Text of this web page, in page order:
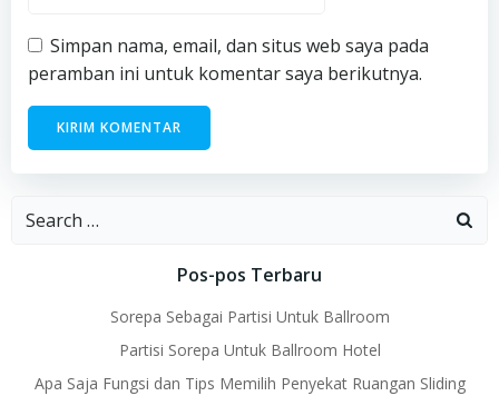
Simpan nama, email, dan situs web saya pada
peramban ini untuk komentar saya berikutnya.
Search
Pos-pos Terbaru
Sorepa Sebagai Partisi Untuk Ballroom
Partisi Sorepa Untuk Ballroom Hotel
Apa Saja Fungsi dan Tips Memilih Penyekat Ruangan Sliding